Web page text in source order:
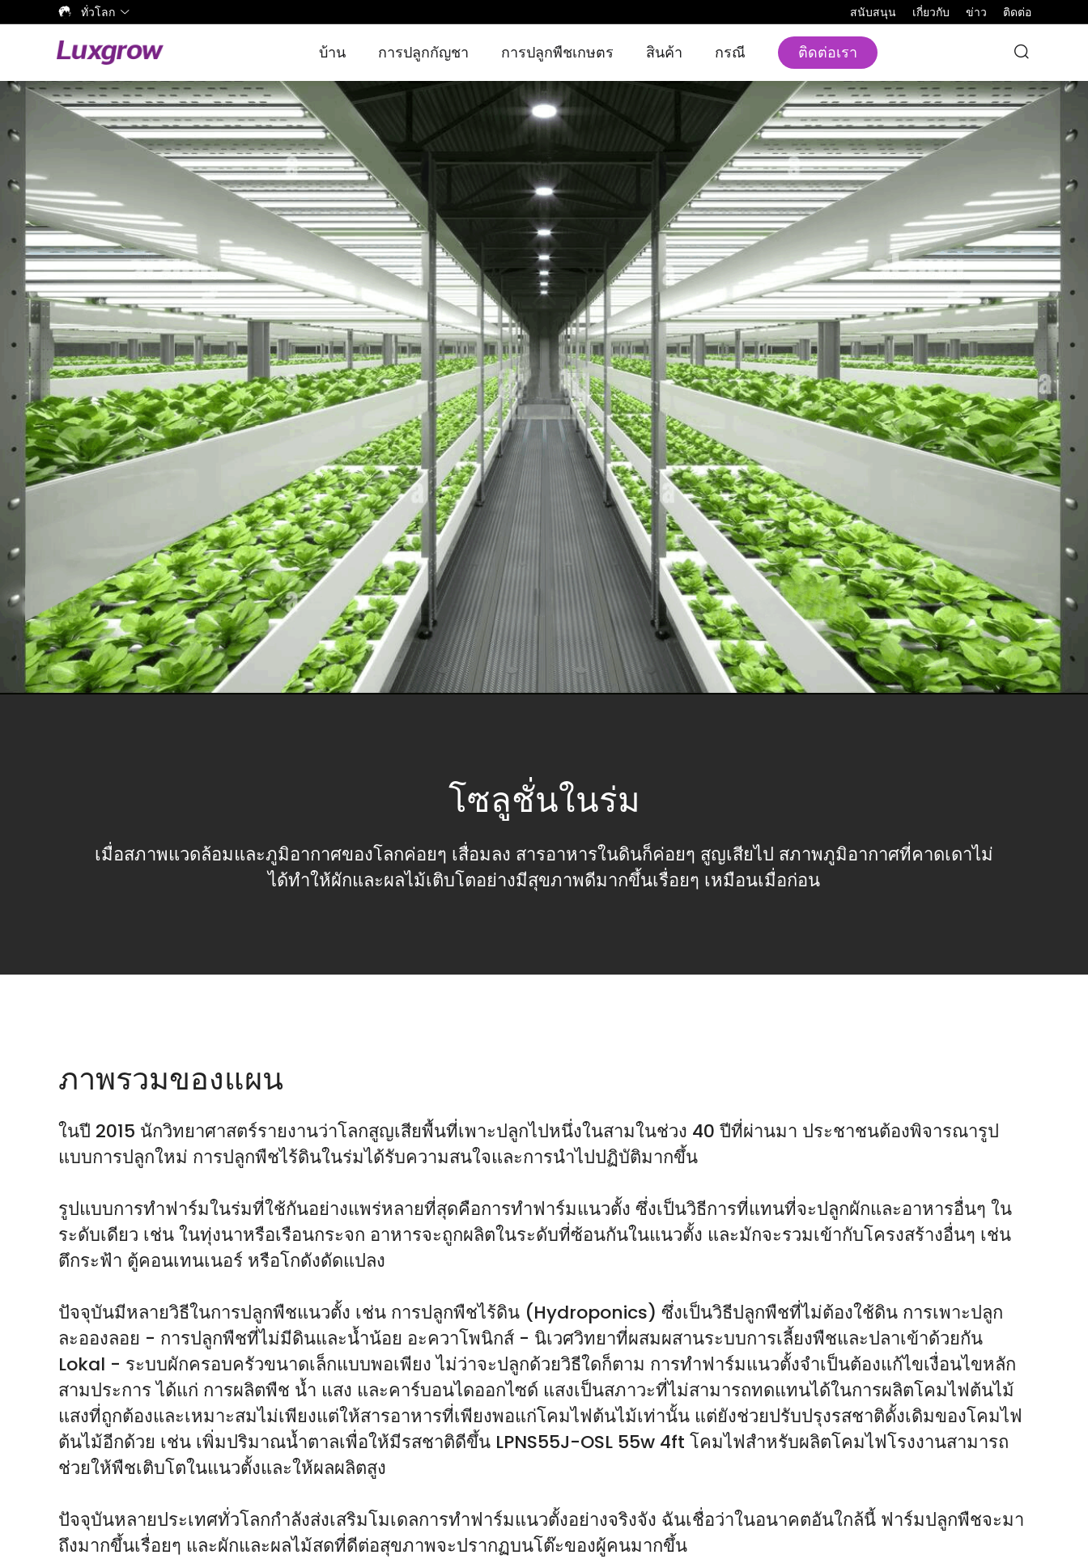
ทั่วโลก สนับสนุน เกี่ยวกับ ข่าว ติดต่อ
บ้าน การปลูกกัญชา
การปลูกกัญชาในร่ม การเพาะปลูกกัญชาในเรือนกระจก
การปลูกพืชเกษตร
การทำฟาร์มแนวตั้ง
สินค้า
ไฟเสริมการเกษตร
กรณี
การปลูกกัญชาทางการแพทย์ การปลูกพืชเกษตร
ติดต่อเรา
โซลูชั่นในร่ม
เมื่อสภาพแวดล้อมและภูมิอากาศของโลกค่อยๆ เสื่อมลง สารอาหารในดินก็ค่อยๆ สูญเสียไป สภาพภูมิอากาศที่คาดเดาไม่
ได้ทำให้ผักและผลไม้เติบโตอย่างมีสุขภาพดีมากขึ้นเรื่อยๆ เหมือนเมื่อก่อน
ภาพรวมของแผน
ในปี 2015 นักวิทยาศาสตร์รายงานว่าโลกสูญเสียพื้นที่เพาะปลูกไปหนึ่งในสามในช่วง 40 ปีที่ผ่านมา ประชาชนต้องพิจารณารูป
แบบการปลูกใหม่ การปลูกพืชไร้ดินในร่มได้รับความสนใจและการนำไปปฏิบัติมากขึ้น
รูปแบบการทำฟาร์มในร่มที่ใช้กันอย่างแพร่หลายที่สุดคือการทำฟาร์มแนวตั้ง ซึ่งเป็นวิธีการที่แทนที่จะปลูกผักและอาหารอื่นๆ ใน
ระดับเดียว เช่น ในทุ่งนาหรือเรือนกระจก อาหารจะถูกผลิตในระดับที่ซ้อนกันในแนวตั้ง และมักจะรวมเข้ากับโครงสร้างอื่นๆ เช่น
ตึกระฟ้า ตู้คอนเทนเนอร์ หรือโกดังดัดแปลง
ปัจจุบันมีหลายวิธีในการปลูกพืชแนวตั้ง เช่น การปลูกพืชไร้ดิน (Hydroponics) ซึ่งเป็นวิธีปลูกพืชที่ไม่ต้องใช้ดิน การเพาะปลูก
ละอองลอย - การปลูกพืชที่ไม่มีดินและน้ำน้อย อะควาโพนิกส์ - นิเวศวิทยาที่ผสมผสานระบบการเลี้ยงพืชและปลาเข้าด้วยกัน
Lokal - ระบบผักครอบครัวขนาดเล็กแบบพอเพียง ไม่ว่าจะปลูกด้วยวิธีใดก็ตาม การทำฟาร์มแนวตั้งจำเป็นต้องแก้ไขเงื่อนไขหลัก
สามประการ ได้แก่ การผลิตพืช น้ำ แสง และคาร์บอนไดออกไซด์ แสงเป็นสภาวะที่ไม่สามารถทดแทนได้ในการผลิตโคมไฟต้นไม้
แสงที่ถูกต้องและเหมาะสมไม่เพียงแต่ให้สารอาหารที่เพียงพอแก่โคมไฟต้นไม้เท่านั้น แต่ยังช่วยปรับปรุงรสชาติดั้งเดิมของโคมไฟ
ต้นไม้อีกด้วย เช่น เพิ่มปริมาณน้ำตาลเพื่อให้มีรสชาติดีขึ้น LPNS55J-OSL 55w 4ft โคมไฟสำหรับผลิตโคมไฟโรงงานสามารถ
ช่วยให้พืชเติบโตในแนวตั้งและให้ผลผลิตสูง
ปัจจุบันหลายประเทศทั่วโลกกำลังส่งเสริมโมเดลการทำฟาร์มแนวตั้งอย่างจริงจัง ฉันเชื่อว่าในอนาคตอันใกล้นี้ ฟาร์มปลูกพืชจะมา
ถึงมากขึ้นเรื่อยๆ และผักและผลไม้สดที่ดีต่อสุขภาพจะปรากฏบนโต๊ะของผู้คนมากขึ้น